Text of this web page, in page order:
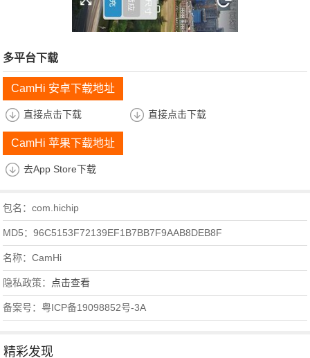
多平台下载
CamHi 安卓下载地址
直接点击下载 直接点击下载
CamHi 苹果下载地址
去App Store下载
包名：com.hichip
MD5：96C5153F72139EF1B7BB7F9AAB8DEB8F
名称：CamHi
隐私政策： 点击查看
备案号：粤ICP备19098852号-3A
精彩发现